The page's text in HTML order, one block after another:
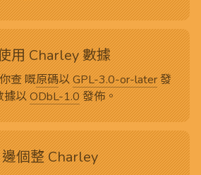
用 Charley 數據
查 嘅原碼以GPL-3.0-or-later發
據以ODbL-1.0發佈。
個整 Charley